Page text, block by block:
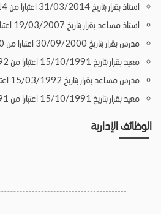
استاذ بقرار بتاريخ 31/03/2014 اعتبارا من 27/03/2014
استاذ مساعد بقرار بتاريخ 19/03/2007 اعتبارا من 26/02/2007
مدرس بقرار بتاريخ 30/09/2000 اعتبارا من 26/09/2000
معيد بقرار بتاريخ 15/10/1991 اعتبارا من 18/11/1992
مدرس مساعد بقرار بتاريخ 15/03/1992 اعتبارا من 15/03/1992
معيد بقرار بتاريخ 15/10/1991 اعتبارا من 15/10/1991
الوظائف الإدارية